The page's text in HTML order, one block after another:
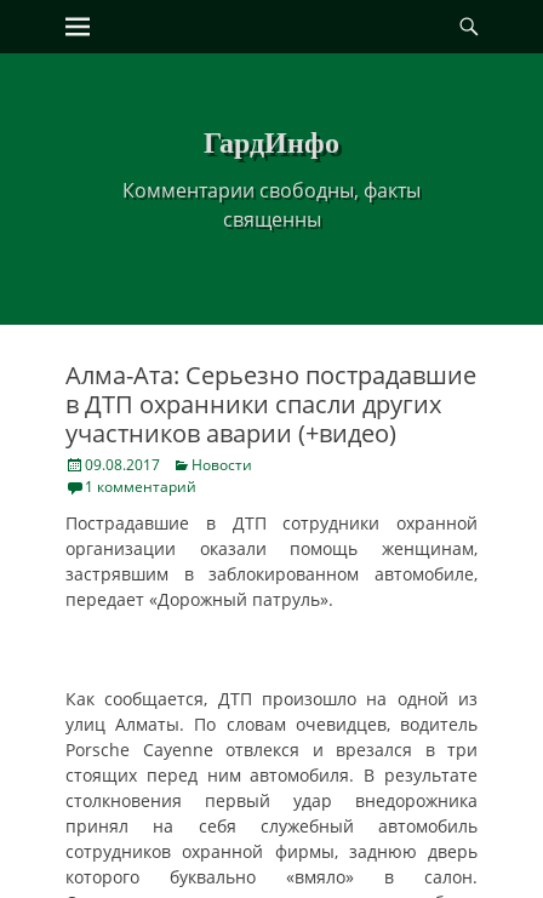
Skip
Primary Menu
ГардИнфо
Комментарии свободны, факты
священны
Алма-Ата: Серьезно пострадавшие
в ДТП охранники спасли других
участников аварии (+видео)
Posted
on
09.08.2017 Categories
Новости
1 комментарий
Пострадавшие в ДТП сотрудники охранной
организации оказали помощь женщинам,
застрявшим в заблокированном автомобиле,
передает «Дорожный патруль».
Как сообщается, ДТП произошло на одной из
улиц Алматы. По словам очевидцев, водитель
Porsche Cayenne отвлекся и врезался в три
стоящих перед ним автомобиля. В результате
столкновения первый удар внедорожника
принял на себя служебный автомобиль
сотрудников охранной фирмы, заднюю дверь
которого буквально «вмяло» в салон.